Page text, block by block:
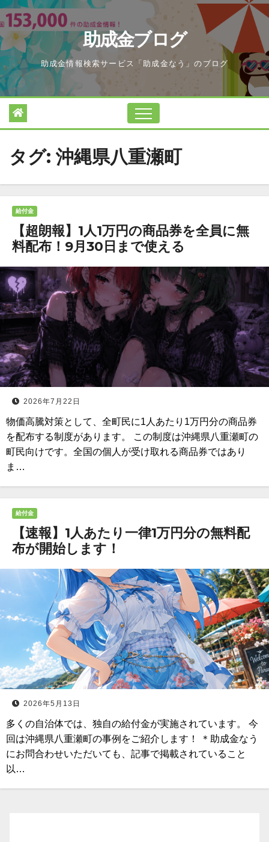
Skip
to
content
助成金ブログ
助成金情報検索サービス「助成金なう」のブログ
タグ: 沖縄県八重瀬町
給付金
【超朗報】1人1万円の商品券を全員に無
料配布！9月30日まで使える
2026年7月22日
物価高騰対策として、全町民に1人あたり1万円分の商品券
を配布する制度があります。 この制度は沖縄県八重瀬町の
町民向けです。全国の個人が受け取れる商品券ではあり
ま…
給付金
【速報】1人あたり一律1万円分の無料配
布が開始します！
2026年5月13日
多くの自治体では、独自の給付金が実施されています。 今
回は沖縄県八重瀬町の事例をご紹介します！ ＊助成金なう
にお問合わせいただいても、記事で掲載されていること
以…